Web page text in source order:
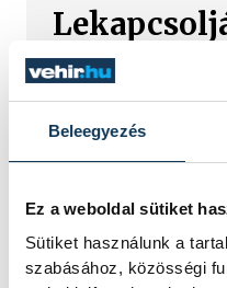
Beleegyezés
Ez a weboldal sütiket
Sütiket használunk a
szabásához, közösségi
A kormány
felhívásához
Veszprémi
veszprémi
díszkivilágítását.